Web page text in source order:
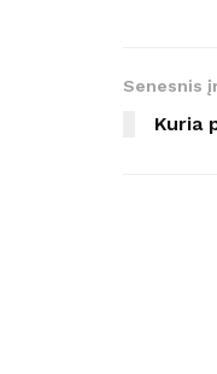
Senesnis
Kuria